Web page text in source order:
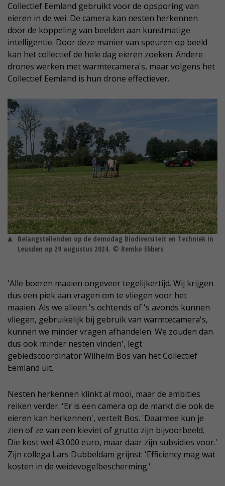
Collectief Eemland gebruikt voor de opsporing van
eieren in de wei. De camera kan nesten herkennen
door de koppeling van beelden aan kunstmatige
intelligentie. Door deze manier van speuren op beeld
kan het collectief de hele dag eieren zoeken. Andere
drones werken met warmtecamera's, maar volgens het
Collectief Eemland is hun drone effectiever.
Belangstellenden op de demodag Biodiversiteit en Techniek in
Leusden op 29 augustus 2024. © Remko Ebbers
'Alle boeren maaien ongeveer tegelijkertijd. Wij krijgen
dus een piek aan vragen om te vliegen voor het
maaien. Als we alleen 's ochtends of 's avonds kunnen
vliegen, gebruikelijk bij gebruik van warmtecamera's,
kunnen we minder vragen afhandelen. We zouden dan
dus ook minder nesten vinden', legt
gebiedscoördinator Wilhelm Bos van het Collectief
Eemland uit.
Nesten herkennen klinkt al mooi, maar de ambities
reiken verder. 'Er is een camera op de markt die ook de
eieren kan herkennen', vertelt Bos. 'Daarmee kun je
zien of ze van een kieviet of grutto zijn bijvoorbeeld.
Die kost wel 43.000 euro, maar daar zijn subsidies voor.'
Zijn collega Lars Dubbeldam grijnst: 'Efficiency mag wat
kosten in de weidevogelbescherming.'